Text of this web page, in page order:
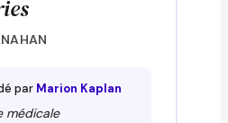
par Marion Kaplan
médicale